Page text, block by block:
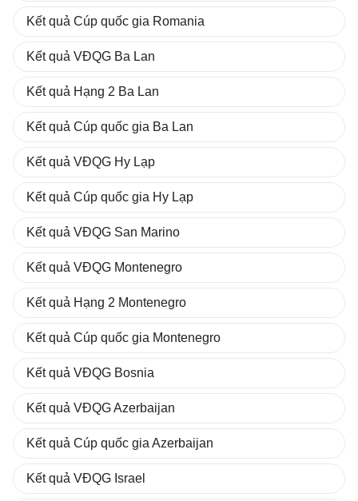
Kết quả Cúp quốc gia Romania
Kết quả VĐQG Ba Lan
Kết quả Hạng 2 Ba Lan
Kết quả Cúp quốc gia Ba Lan
Kết quả VĐQG Hy Lạp
Kết quả Cúp quốc gia Hy Lạp
Kết quả VĐQG San Marino
Kết quả VĐQG Montenegro
Kết quả Hạng 2 Montenegro
Kết quả Cúp quốc gia Montenegro
Kết quả VĐQG Bosnia
Kết quả VĐQG Azerbaijan
Kết quả Cúp quốc gia Azerbaijan
Kết quả VĐQG Israel